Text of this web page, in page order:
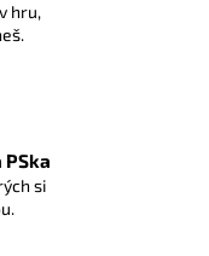
hru,
si